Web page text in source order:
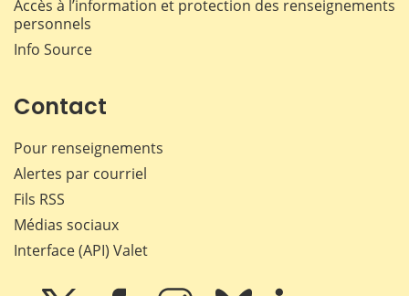
Accès à l’information et protection des renseignements
personnels
Info Source
Contact
Pour renseignements
Alertes par courriel
Fils RSS
Médias sociaux
Interface (API) Valet